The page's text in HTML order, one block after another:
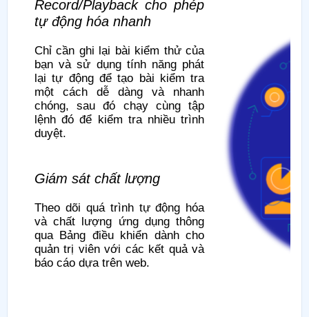
Record/Playback cho phép
tự động hóa nhanh
Chỉ cần ghi lại bài kiểm thử của
bạn và sử dụng tính năng phát
lại tự động để tạo bài kiểm tra
một cách dễ dàng và nhanh
chóng, sau đó chạy cùng tập
lệnh đó để kiểm tra nhiều trình
duyệt.
Giám sát chất lượng
Theo dõi quá trình tự động hóa
và chất lượng ứng dụng thông
qua Bảng điều khiển dành cho
quản trị viên với các kết quả và
báo cáo dựa trên web.